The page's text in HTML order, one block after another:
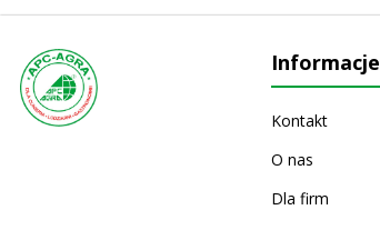
Informacje
Kontakt
O nas
Dla firm